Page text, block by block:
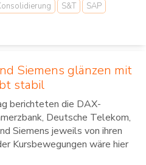
S&T
SAP
Siemens glänzen mit
stabil
berichteten die DAX-
Deutsche Telekom,
Siemens jeweils von ihren
Kursbewegungen wäre hier